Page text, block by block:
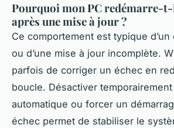
Pourquoi mon PC redémarre-
après une mise à jour ?
Ce comportement est typique
ou d’une mise à jour incomplète.
parfois de corriger un échec en
boucle. Désactiver
automatique ou forcer un
échec permet de stabiliser le